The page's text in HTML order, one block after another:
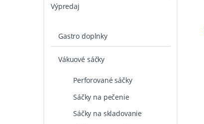
Výpredaj
Gastro doplnky
Vákuové sáčky
Perforované sáčky
Sáčky na pečenie
Sáčky na skladovanie